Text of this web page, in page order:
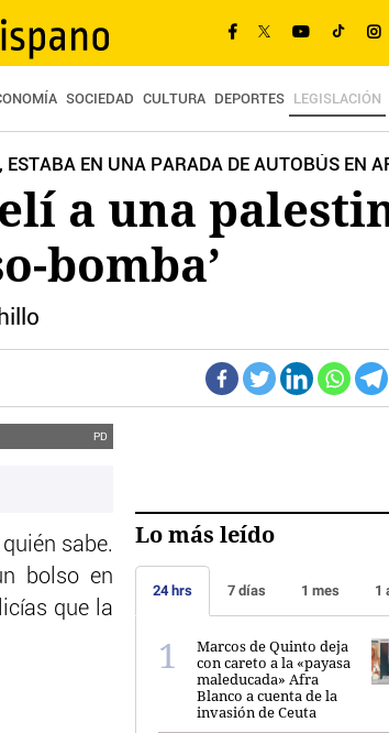
SOCIEDAD CULTURA DEPORTES LEGISLACIÓN
ESTABA EN UNA PARADA DE AUTOBÚS EN
a una
bomba’
PD
sabe.
bolso en
que la
Lo más leído
24 hrs 7 días 1 mes 1
Marcos de Quinto deja
con careto a la «payasa
maleducada» Afra
Blanco a cuenta de la
invasión de Ceuta